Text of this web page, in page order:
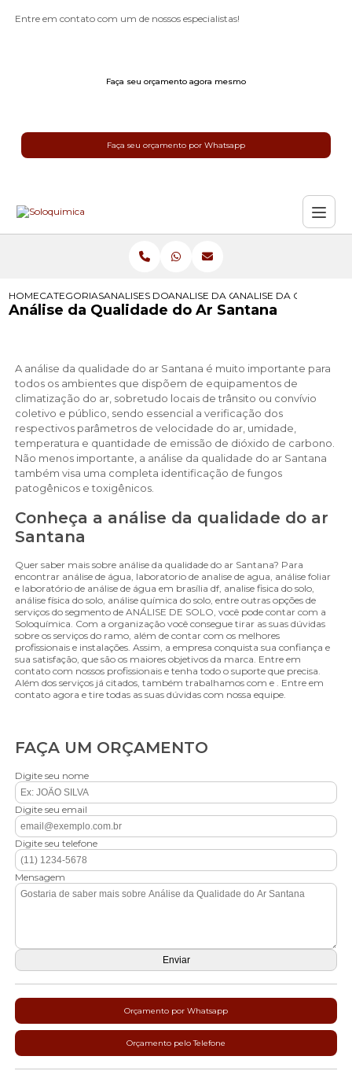
Entre em contato com um de nossos especialistas!
Faça seu orçamento agora mesmo
Faça seu orçamento por Whatsapp
HOMECATEGORIASANALISES DO ARANALISE DA QUALIDADE DO AR
ANALISE DA
Análise da Qualidade do Ar Santana
A análise da qualidade do ar Santana é muito importante para
todos os ambientes que dispõem de equipamentos de
climatização do ar, sobretudo locais de trânsito ou convívio
coletivo e público, sendo essencial a verificação dos
respectivos parâmetros de velocidade do ar, umidade,
temperatura e quantidade de emissão de dióxido de carbono.
Não menos importante, a análise da qualidade do ar Santana
também visa uma completa identificação de fungos
patogênicos e toxigênicos.
Conheça a análise da qualidade do ar
Santana
Quer saber mais sobre análise da qualidade do ar Santana? Para
encontrar análise de água, laboratorio de analise de agua, análise foliar
e laboratório de análise de água em brasília df, analise fisica do solo,
análise física do solo, análise química do solo, entre outras opções de
serviços do segmento de ANÁLISE DE SOLO, você pode contar com a
Soloquímica. Com a organização você consegue tirar as suas dúvidas
sobre os serviços do ramo, além de contar com os melhores
profissionais e instalações. Assim, a empresa conquista sua confiança e
sua satisfação, que são os maiores objetivos da marca. Entre em
contato com nossos profissionais e tenha todo o suporte que precisa.
Além dos serviços já citados, também trabalhamos com e . Entre em
contato agora e tire todas as suas dúvidas com nossa equipe.
FAÇA UM ORÇAMENTO
Digite seu nome
Digite seu email
Digite seu telefone
Mensagem
Orçamento por Whatsapp
Orçamento pelo Telefone